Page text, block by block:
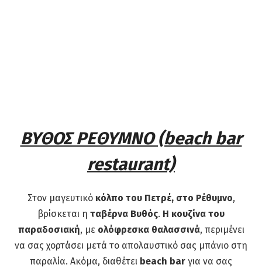
ΒΥΘΟΣ ΡΕΘΥΜΝΟ (beach bar
restaurant)
Στον μαγευτικό κόλπο του Πετρέ, στο Ρέθυμνο,
βρίσκεται η ταβέρνα Βυθός. Η κουζίνα του
παραδοσιακή, με ολόφρεσκα θαλασσινά, περιμένει
να σας χορτάσει μετά το απολαυστικό σας μπάνιο στη
παραλία. Ακόμα, διαθέτει beach bar για να σας